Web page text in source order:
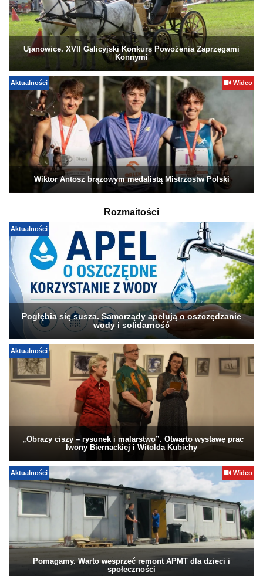
Ujanowice. XVII Galicyjski Konkurs Powożenia Zaprzęgami
Konnymi
Aktualności Wideo
Wiktor Antosz brązowym medalistą Mistrzostw Polski
Rozmaitości
Aktualności
Pogłębia się susza. Samorządy apelują o oszczędzanie
wody i solidarność
Aktualności
„Obrazy ciszy – rysunek i malarstwo”. Otwarto wystawę prac
Iwony Biernackiej i Witolda Kubichy
Aktualności Wideo
Pomagamy. Warto wesprzeć remont APMT dla dzieci i
społeczności